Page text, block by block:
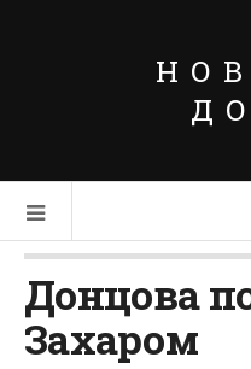
Донцова
Захаром